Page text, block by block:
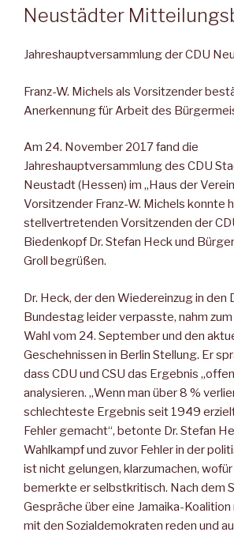
AM
Neustädter
Jahreshauptversammlung der CDU
Franz-W. Michels als Vorsitzender
Anerkennung für Arbeit des
Am 24. November 2017 fand die
Jahreshauptversammlung des CDU
Neustadt (Hessen) im „Haus der
Vorsitzender Franz-W. Michels konnte
stellvertretenden Vorsitzenden der
Biedenkopf Dr. Stefan Heck und
Groll begrüßen.
Dr. Heck, der den Wiedereinzug in den
Bundestag leider verpasste, nahm
Wahl vom 24. September und den
Geschehnissen in Berlin Stellung. Er
dass CDU und CSU das Ergebnis
analysieren. „Wenn man über 8 %
schlechteste Ergebnis seit 1949
Fehler gemacht“, betonte Dr. Stefan
Wahlkampf und zuvor Fehler in der
ist nicht gelungen, klarzumachen,
bemerkte er selbstkritisch. Nach dem
Gespräche über eine Jamaika-Koalition
mit den Sozialdemokraten reden und